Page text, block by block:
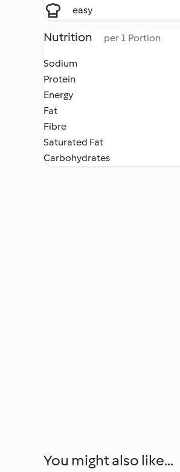
easy
Nutrition per 1 Portion
Sodium
Protein
Energy
Fat
Fibre
Saturated Fat
Carbohydrates
You might also like...